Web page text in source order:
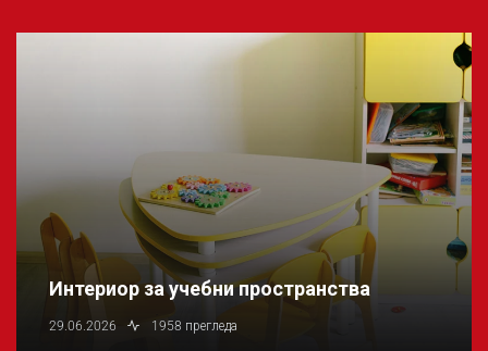
Интериор за учебни пространства
29.06.2026 1958 прегледа